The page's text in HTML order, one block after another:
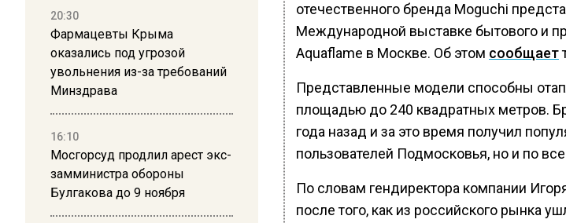
20:30
Фармацевты Крыма
оказались под угрозой
увольнения из-за требований
Минздрава
16:10
Мосгорсуд продлил арест экс-
замминистра обороны
Булгакова до 9 ноября
отечественного бренда Moguchi
Международной выставке бытового и
Aquaflame в Москве. Об этом сообщает
Представленные модели способны
площадью до 240 квадратных метров.
года назад и за это время получил
пользователей Подмосковья, но и по
По словам гендиректора компании
после того, как из российского рынка